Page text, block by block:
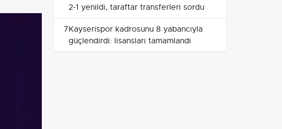
2-1 yenildi, taraftar transferleri sordu
7Kayserispor kadrosunu 8 yabancıyla
güçlendirdi: lisansları tamamlandı